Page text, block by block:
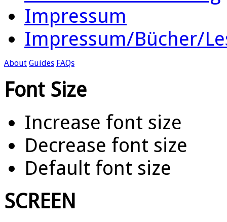
Impressum
Impressum/Bücher/
About Guides FAQs
Font Size
Increase font size
Decrease font size
Default font size
SCREEN